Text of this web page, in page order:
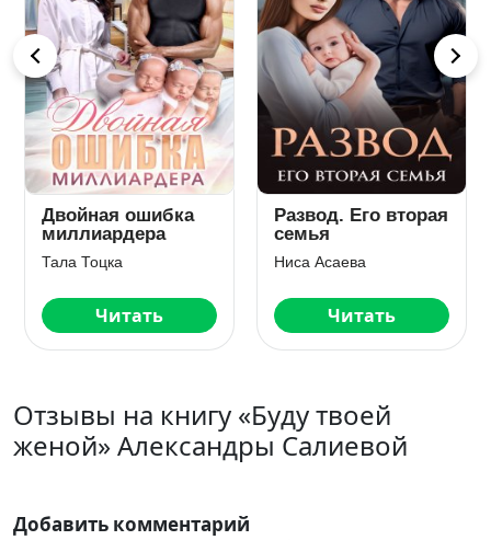
Двойная ошибка
миллиардера
Тала Тоцка
Читать
Развод. Его вторая
семья
Ниса Асаева
Читать
Отзывы на книгу «Буду твоей
женой» Александры Салиевой
Добавить комментарий